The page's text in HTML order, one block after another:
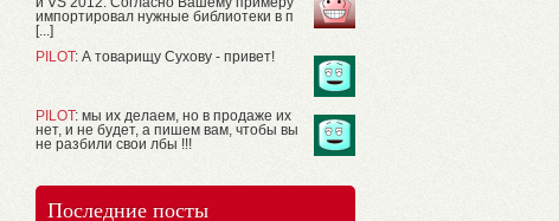
импортировал нужные библиотеки в п
[...]
PILOT: А товарищу Сухову - привет!
PILOT: мы их делаем, но в продаже их
нет, и не будет, а пишем вам, чтобы вы
не разбили свои лбы !!!
Последние посты